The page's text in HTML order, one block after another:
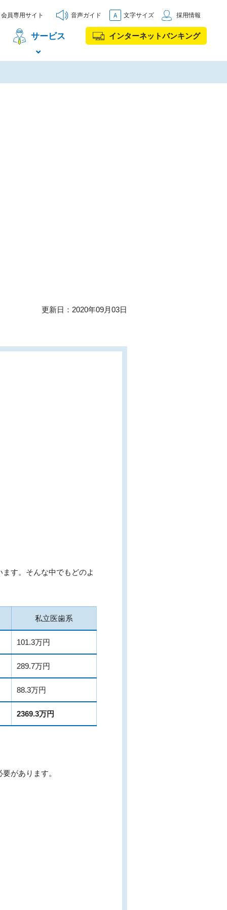
サービス インターネットバンキング
会員専用サイト 音声ガイド 文字サイズ 採用情報
更新日：2020年09月03日
す。そんな中でもどのよ
私立医歯系
101.3万円
289.7万円
88.3万円
2369.3万円
があります。